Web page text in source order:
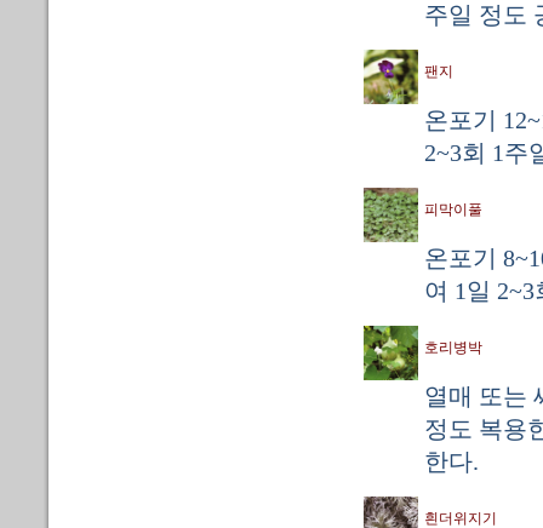
주일 정도
팬지
온포기
2~3회 1주
피막이풀
온포기
여 1일
호리병박
열매 또는
정도 복용
한다.
흰더위지기